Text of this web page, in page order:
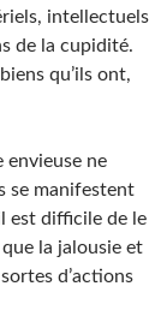
intellectuels
de la cupidité.
qu’ils ont,
envieuse ne
se manifestent
est difficile de le
la jalousie et
d’actions